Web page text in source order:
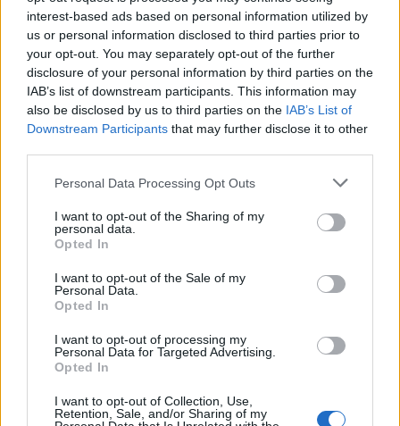
interest-based ads based on personal information utilized by
us or personal information disclosed to third parties prior to
your opt-out. You may separately opt-out of the further
disclosure of your personal information by third parties on the
IAB’s list of downstream participants. This information may
also be disclosed by us to third parties on the IAB’s List of
Downstream Participants that may further disclose it to other
Personal Data Processing Opt Outs
I want to opt-out of the Sharing of my
personal data.
Opted In
I want to opt-out of the Sale of my
Personal Data.
Opted In
I want to opt-out of processing my
Personal Data for Targeted Advertising.
Opted In
I want to opt-out of Collection, Use,
Retention, Sale, and/or Sharing of my
Staran luetuimmat
1
UUTISET
Leskeneläke ei kuulu kaikille –
Kela muistuttaa tärkeästä
ikärajasta